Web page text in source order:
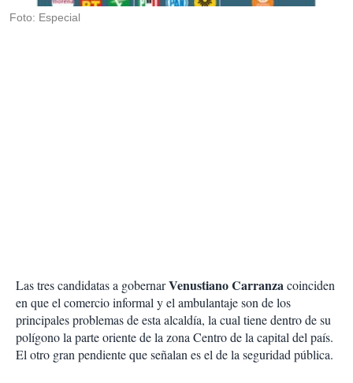
Foto: Especial
Las tres candidatas a gobernarVenustiano Carranzacoinciden
en que el comercio informal y el ambulantaje son de los
principales problemas de esta alcaldía, la cual tiene dentro de su
polígono la parte oriente de la zona Centro de la capital del país.
El otro gran pendiente que señalan es el de la seguridad pública.